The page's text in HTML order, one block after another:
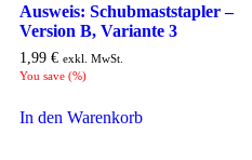
Ausweis: Schubmaststapler –
Version B, Variante 3
1,99 € exkl. MwSt.
You save (%)
In den Warenkorb